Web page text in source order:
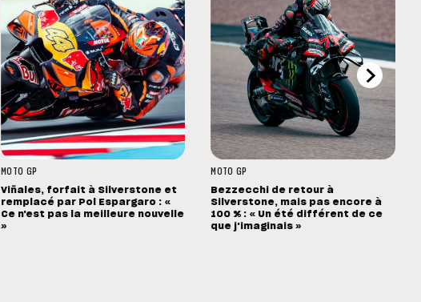
MOTO GP
Viñales, forfait à Silverstone et
remplacé par Pol Espargaro : «
Ce n'est pas la meilleure nouvelle
»
MOTO GP
Bezzecchi de retour à
Silverstone, mais pas encore à
100 % : « Un été différent de ce
que j'imaginais »